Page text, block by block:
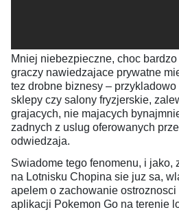
Mniej niebezpieczne, choc
graczy nawiedzajace prywatne
tez drobne biznesy –
sklepy czy salony fryzjerskie,
grajacych, nie majacych
zadnych z uslug oferowanych
odwiedzaja.
Swiadome tego fenomenu, i jako,
na Lotnisku Chopina sie juz sa,
apelem o zachowanie
aplikacji Pokemon Go na terenie